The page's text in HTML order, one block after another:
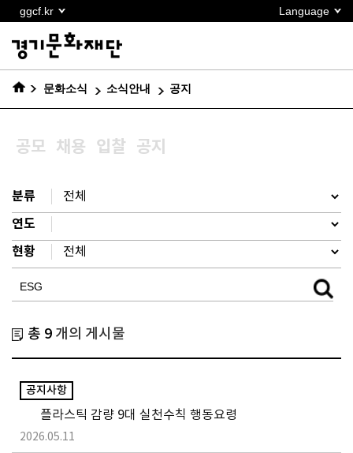
바로가기
ggcf.kr Language
문화소식 소식안내 공지
공모 채용 입찰 공지
분류
연도
현황
총 9 개의 게시물
공지사항
플라스틱 감량 9대 실천수칙 행동요령
2026.05.11